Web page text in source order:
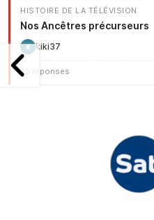
HISTOIRE DE LA TÉLÉVISION
Nos Ancêtres précurseurs
K kiki37
25 réponses